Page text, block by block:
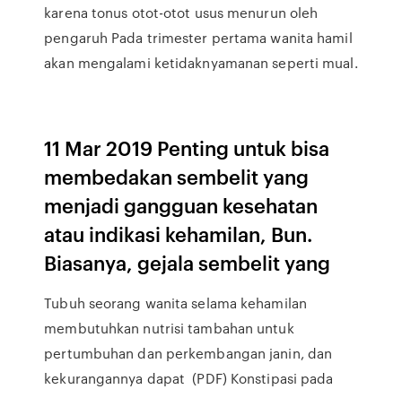
karena tonus otot-otot usus menurun oleh
pengaruh Pada trimester pertama wanita hamil
akan mengalami ketidaknyamanan seperti mual.
11 Mar 2019 Penting untuk bisa
membedakan sembelit yang
menjadi gangguan kesehatan
atau indikasi kehamilan, Bun.
Biasanya, gejala sembelit yang
Tubuh seorang wanita selama kehamilan
membutuhkan nutrisi tambahan untuk
pertumbuhan dan perkembangan janin, dan
kekurangannya dapat (PDF) Konstipasi pada